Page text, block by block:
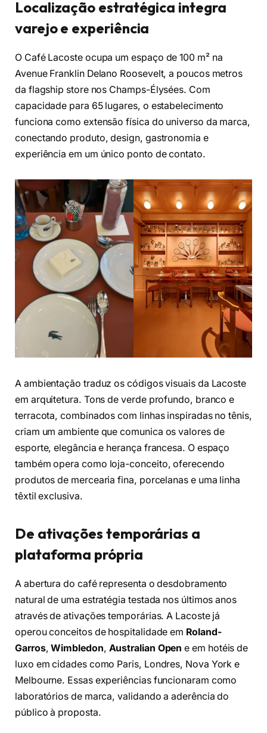
Localização estratégica integra
varejo e experiência
O Café Lacoste ocupa um espaço de 100 m² na
Avenue Franklin Delano Roosevelt, a poucos metros
da flagship store nos Champs-Élysées. Com
capacidade para 65 lugares, o estabelecimento
funciona como extensão física do universo da marca,
conectando produto, design, gastronomia e
experiência em um único ponto de contato.
A ambientação traduz os códigos visuais da Lacoste
em arquitetura. Tons de verde profundo, branco e
terracota, combinados com linhas inspiradas no tênis,
criam um ambiente que comunica os valores de
esporte, elegância e herança francesa. O espaço
também opera como loja-conceito, oferecendo
produtos de mercearia fina, porcelanas e uma linha
têxtil exclusiva.
De ativações temporárias a
plataforma própria
A abertura do café representa o desdobramento
natural de uma estratégia testada nos últimos anos
através de ativações temporárias. A Lacoste já
operou conceitos de hospitalidade em Roland-
Garros,Wimbledon, Australian Open e em hotéis de
luxo em cidades como Paris, Londres, Nova York e
Melbourne. Essas experiências funcionaram como
laboratórios de marca, validando a aderência do
público à proposta.